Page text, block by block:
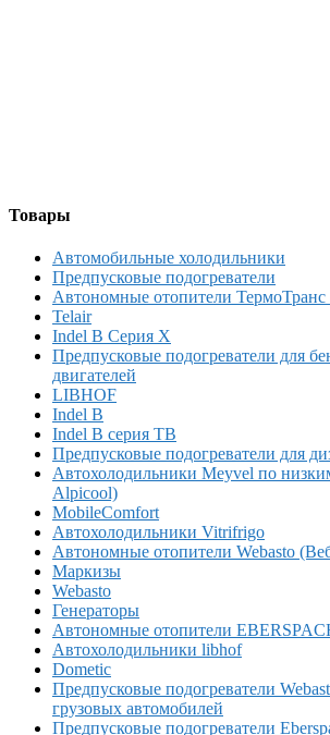
Товары
Автомобильные холодильники
Предпусковые подогреватели
Автономные отопители ТермоТранс
Telair
Indel B Серия X
Предпусковые подогреватели для
двигателей
LIBHOF
Indel B
Indel B серия TB
Предпусковые подогреватели для
Автохолодильники Meyvel по
Alpicool)
MobileComfort
Автохолодильники Vitrifrigo
Автономные отопители Webasto
Маркизы
Webasto
Генераторы
Автономные отопители
Автохолодильники libhof
Dometic
Предпусковые подогреватели
грузовых автомобилей
Предпусковые подогреватели